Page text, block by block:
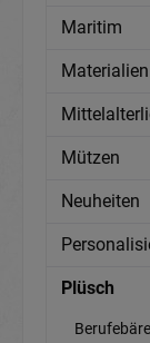
Maritim
Materialien
Mützen
Neuheiten
Plüsch